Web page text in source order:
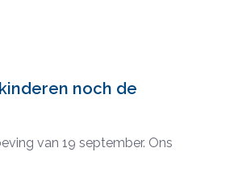
noch de
van 19 september. Ons